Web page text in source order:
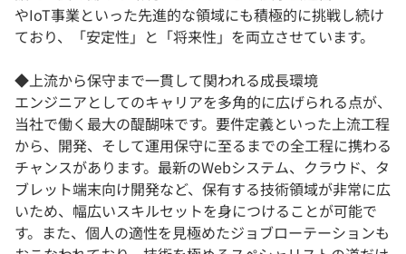
やIoT事業といった先進的な領域にも積極的に挑戦し続け
ており、「安定性」と「将来性」を両立させています。
◆上流から保守まで一貫して関われる成長環境
エンジニアとしてのキャリアを多角的に広げられる点が、
当社で働く最大の醍醐味です。要件定義といった上流工程
から、開発、そして運用保守に至るまでの全工程に携わる
チャンスがあります。最新のWebシステム、クラウド、タ
ブレット端末向け開発など、保有する技術領域が非常に広
いため、幅広いスキルセットを身につけることが可能で
す。また、個人の適性を見極めたジョブローテーションも